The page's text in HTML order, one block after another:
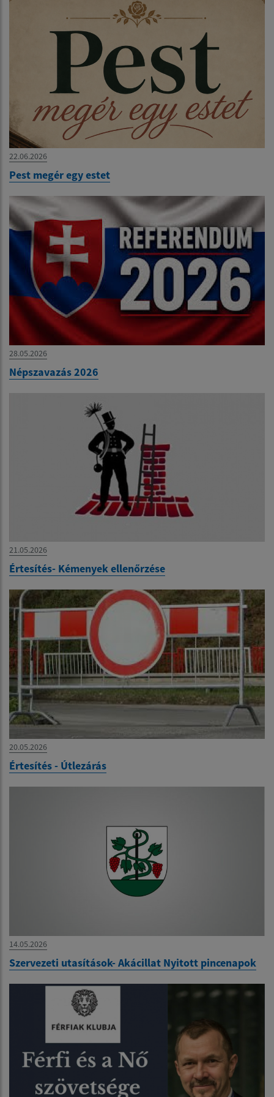
22.06.2026
Pest megér egy estet
28.05.2026
Népszavazás 2026
21.05.2026
Értesítés- Kémenyek ellenőrzése
20.05.2026
Értesítés - Útlezárás
14.05.2026
Szervezeti utasítások- Akácillat Nyitott pincenapok